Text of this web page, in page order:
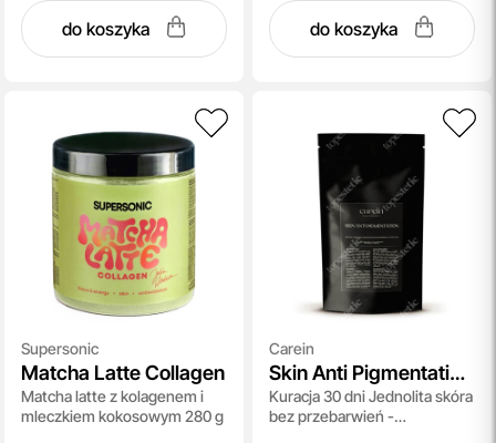
do koszyka do koszyka
Supersonic
Matcha Latte Collagen
Matcha latte z kolagenem i
mleczkiem kokosowym 280 g
Carein
Skin Anti Pigmentation
- Refill
Kuracja 30 dni Jednolita skóra
bez przebarwień -